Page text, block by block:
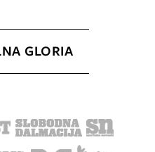
GLORIA